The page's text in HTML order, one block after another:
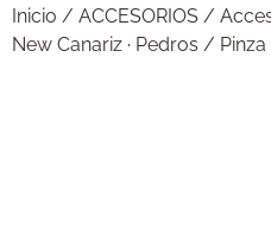
Inicio / ACCESORIOS /
New Canariz · Pedros / Pinza